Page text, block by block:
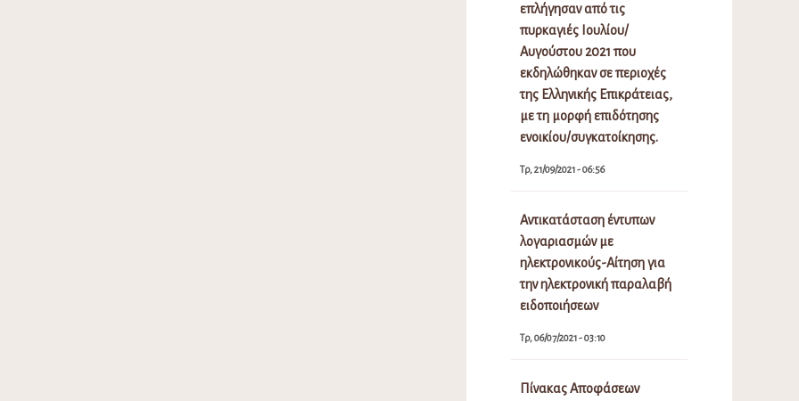
επλήγησαν από τις
πυρκαγιές Ιουλίου/
Αυγούστου 2021 που
εκδηλώθηκαν σε περιοχές
της Ελληνικής Επικράτειας,
με τη μορφή επιδότησης
ενοικίου/συγκατοίκησης.
Τρ, 21/09/2021 - 06:56
Αντικατάσταση έντυπων
λογαριασμών με
ηλεκτρονικούς-Αίτηση για
την ηλεκτρονική παραλαβή
ειδοποιήσεων
Τρ, 06/07/2021 - 03:10
Πίνακας Αποφάσεων